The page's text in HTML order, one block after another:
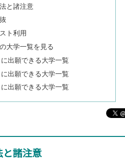
と諸注意
ト利用
大学一覧を見る
に出願できる大学一覧
に出願できる大学一覧
に出願できる大学一覧
諸注意